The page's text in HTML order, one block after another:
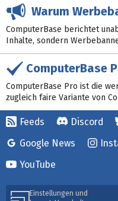
Warum
ComputerBase berichtet
Inhalte, sondern
ComputerBase
ComputerBase Pro ist die
zugleich faire Variante von
Feeds Discord
Google News
YouTube
Einstellungen und